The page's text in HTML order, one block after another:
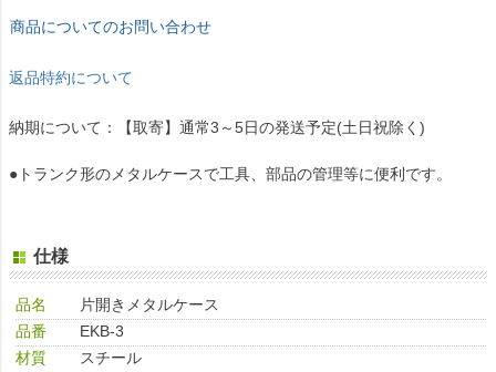
商品についてのお問い合わせ
返品特約について
納期について：【取寄】通常3～5日の発送予定(土日祝除く)
●トランク形のメタルケースで工具、部品の管理等に便利です。
仕様
品名
片開きメタルケース
品番
EKB-3
材質
スチール